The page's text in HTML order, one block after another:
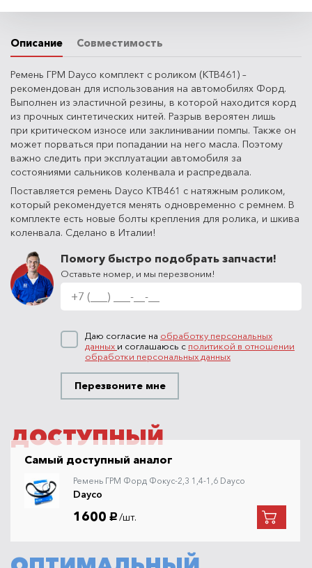
Описание Совместимость
Ремень ГРМ Dayco комплект с роликом (KTB461) –
рекомендован для использования на автомобилях Форд.
Выполнен из эластичной резины, в которой находится корд
из прочных синтетических нитей. Разрыв вероятен лишь
при критическом износе или заклинивании помпы. Также он
может порваться при попадании на него масла. Поэтому
важно следить при эксплуатации автомобиля за
состояниями сальников коленвала и распредвала.
Поставляется ремень Dayco KTB461 с натяжным роликом,
который рекомендуется менять одновременно с ремнем. В
комплекте есть новые болты крепления для ролика, и шкива
коленвала. Сделано в Италии!
Помогу быстро подобрать запчасти!
Оставьте номер, и мы перезвоним!
Даю согласие на обработку персональных
данных и соглашаюсь с политикой в отношении
обработки персональных данных
Перезвоните мне
ДОСТУПНЫЙ
Самый доступный аналог
Ремень ГРМ Форд Фокус-2,3 1,4-1,6 Dayco
Dayco
1600 руб. /шт.